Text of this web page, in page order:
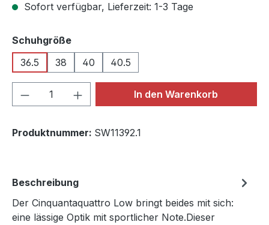
Sofort verfügbar, Lieferzeit: 1-3 Tage
Schuhgrößeauswählen
36.5
38 40 40.5
Produkt Anzahl: Gib denIn den Warenkorb
Produktnummer: SW11392.1
Beschreibung
Der Cinquantaquattro Low bringt beides mit sich:
eine lässige Optik mit sportlicher Note.Dieser